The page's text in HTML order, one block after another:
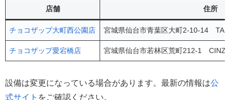
店舗 住所
チョコザップ大町西公園店 宮城県仙台市青葉区大町2-10-14
チョコザップ愛宕橋店 宮城県仙台市若林区荒町212-1
設備は変更になっている場合があります。最新の情報は公
式サイト をご確認ください。